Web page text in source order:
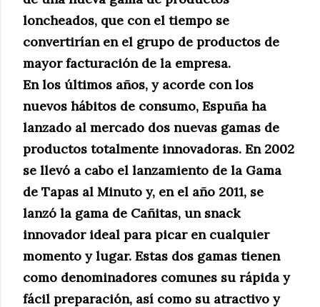
loncheados, que con el tiempo se
convertirían en el grupo de productos de
mayor facturación de la empresa.
En los últimos años, y acorde con los
nuevos hábitos de consumo, Espuña ha
lanzado al mercado dos nuevas gamas de
productos totalmente innovadoras. En 2002
se llevó a cabo el lanzamiento de la Gama
de Tapas al Minuto y, en el año 2011, se
lanzó la gama de Cañitas, un snack
innovador ideal para picar en cualquier
momento y lugar. Estas dos gamas tienen
como denominadores comunes su rápida y
fácil preparación, así como su atractivo y